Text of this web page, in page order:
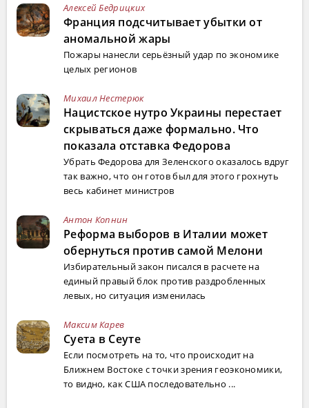
Алексей Бедрицких
Франция подсчитывает убытки от
аномальной жары
Пожары нанесли серьёзный удар по экономике
целых регионов
Михаил Нестерюк
Нацистское нутро Украины перестает
скрываться даже формально. Что
показала отставка Федорова
Убрать Федорова для Зеленского оказалось вдруг
так важно, что он готов был для этого грохнуть
весь кабинет министров
Антон Копнин
Реформа выборов в Италии может
обернуться против самой Мелони
Избирательный закон писался в расчете на
единый правый блок против раздробленных
левых, но ситуация изменилась
Максим Карев
Суета в Сеуте
Если посмотреть на то, что происходит на
Ближнем Востоке с точки зрения геоэкономики,
то видно, как США последовательно ...